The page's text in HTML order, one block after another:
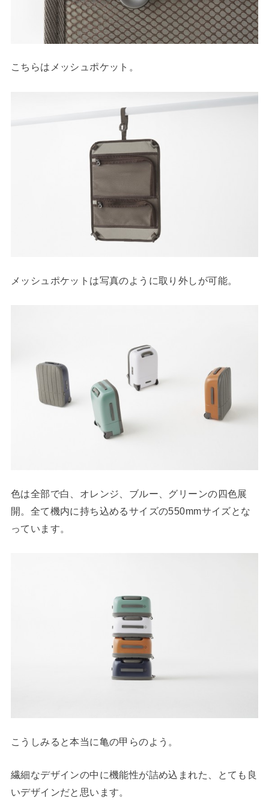
こちらはメッシュポケット。
メッシュポケットは写真のように取り外しが可能。
色は全部で白、オレンジ、ブルー、グリーンの四色展
開。全て機内に持ち込めるサイズの550mmサイズとな
っています。
こうしみると本当に亀の甲らのよう。
繊細なデザインの中に機能性が詰め込まれた、とても良
いデザインだと思います。